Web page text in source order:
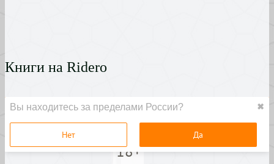
Книги на Ridero